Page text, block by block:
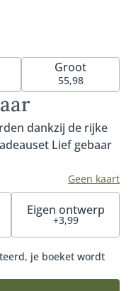
dankzij de rijke
Lief gebaar
écht mee te
inclusief vaas
van dit
Groot
55,98
Geen kaart
Eigen ontwerp
+3,99
je boeket wordt